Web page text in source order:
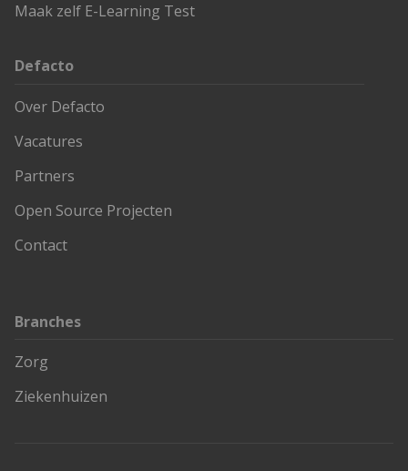
Maak zelf E-Learning Test
Defacto
Over Defacto
Vacatures
Partners
Open Source Projecten
Contact
Branches
Zorg
Ziekenhuizen